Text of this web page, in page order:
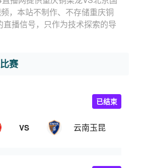
，本站不制作、不存储重庆铜
直播信号，只作为技术探索的导
赛
VS 云南玉昆
已结束